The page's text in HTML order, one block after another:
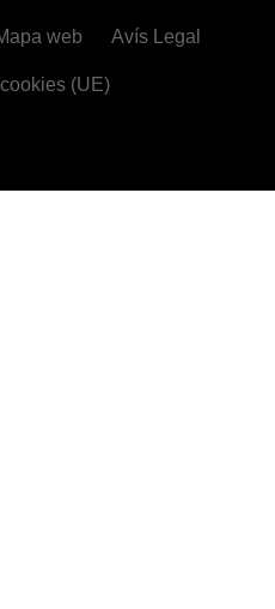
web Avís Legal
(UE)